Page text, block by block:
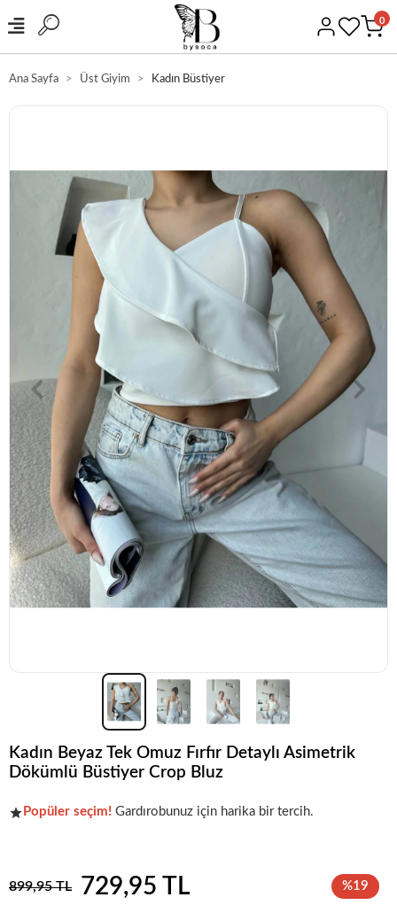
0
Ana Sayfa Üst Giyim Kadın Büstiyer
Kadın Beyaz Tek Omuz Fırfır Detaylı Asimetrik
Dökümlü Büstiyer Crop Bluz
Şu andaçok talep görüyor!
Popüler seçim! Gardırobunuz için harika bir tercih.
899,95 TL 729,95 TL %19